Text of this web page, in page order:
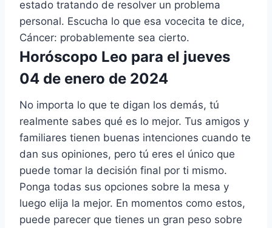
estado tratando de resolver un problema
personal. Escucha lo que esa vocecita te dice,
Cáncer: probablemente sea cierto.
Horóscopo Leo para el jueves
04 de enero de 2024
No importa lo que te digan los demás, tú
realmente sabes qué es lo mejor. Tus amigos y
familiares tienen buenas intenciones cuando te
dan sus opiniones, pero tú eres el único que
puede tomar la decisión final por ti mismo.
Ponga todas sus opciones sobre la mesa y
luego elija la mejor. En momentos como estos,
puede parecer que tienes un gran peso sobre